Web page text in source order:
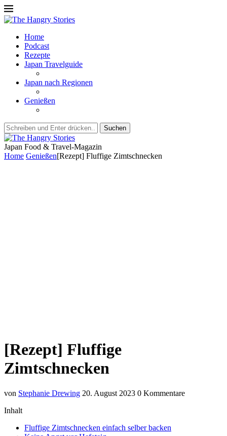
Home
Podcast
Rezepte
Japan Travelguide
Japan nach Regionen
Genießen
Suchen
Japan Food & Travel-Magazin
Home Genießen[Rezept] Fluffige Zimtschnecken
[Rezept] Fluffige
Zimtschnecken
von Stephanie Drewing 20. August 2023 0 Kommentare
Inhalt
Fluffige Zimtschnecken einfach selber backen